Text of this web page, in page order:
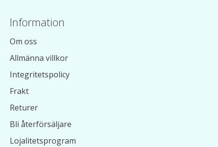
Information
Om oss
Allmänna villkor
Integritetspolicy
Frakt
Returer
Bli återförsäljare
Lojalitetsprogram